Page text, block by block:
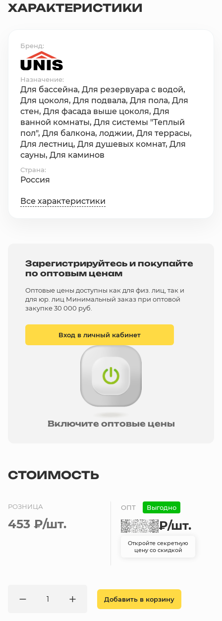
ХАРАКТЕРИСТИКИ
Бренд
Назначение
Для бассейна, Для резервуара с водой,
Для цоколя, Для подвала, Для пола, Для
стен, Для фасада выше цоколя, Для
ванной комнаты, Для системы "Теплый
пол", Для балкона, лоджии, Для террасы,
Для лестниц, Для душевых комнат, Для
сауны, Для каминов
Страна
Россия
Все характеристики
Зарегистрируйтесь и покупайте
по оптовым ценам
Оптовые цены доступны как для физ. лиц, так и
для юр. лиц Минимальный заказ при оптовой
закупке 30 000 руб.
Вход в личный кабинет
Включите оптовые цены
СТОИМОСТЬ
РОЗНИЦА
453 ₽/шт.
ОПТ Выгодно
₽/шт.
Откройте секретную
цену со скидкой
Добавить в корзину